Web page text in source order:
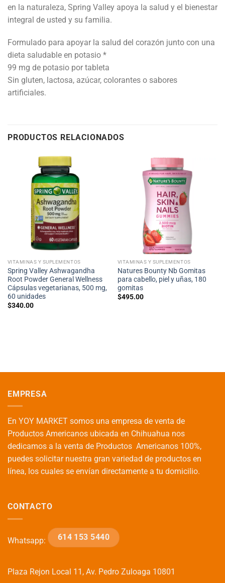
en la naturaleza, Spring Valley apoya la salud y el bienestar
integral de usted y su familia.
Formulado para apoyar la salud del corazón junto con una
dieta saludable en potasio *
99 mg de potasio por tableta
Sin gluten, lactosa, azúcar, colorantes o sabores
artificiales.
PRODUCTOS RELACIONADOS
VITAMINAS Y SUPLEMENTOS
Spring Valley Ashwagandha
Root Powder General Wellness
Cápsulas vegetarianas, 500 mg,
60 unidades
$340.00
VITAMINAS Y SUPLEMENTOS
Natures Bounty Nb Gomitas
para cabello, piel y uñas, 180
gomitas
$495.00
EMPRESA
En YOY MARKET somos una empresa de venta de
Productos Americanos ubicada en Chihuahua nos
dedicamos a la venta de Productos Americanos 100%,
puedes solicitar nuestra gran variedad de productos en
línea, los cuales se envían directamente a tu domicilio.
CONTACTO
Whatsapp: 614 153 5440
Plaza Rejon Local 11, Av. Pedro Zuloaga 10801